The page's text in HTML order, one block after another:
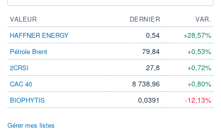
VALEUR DERNIER
VAR.
HAFFNER ENERGY
0,54 +28,57%
Pétrole Brent 79,84 +0,53%
2CRSI 27,8 +0,72%
CAC 40 8 738,96 +0,80%
BIOPHYTIS 0,0391 -12,13%
Gérer mes listes